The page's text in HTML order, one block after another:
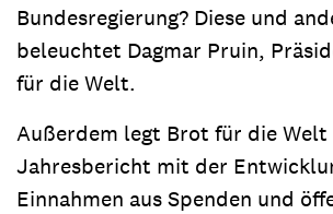
Bundesregierung? Diese und
beleuchtet Dagmar Pruin,
für die Welt.
Außerdem legt Brot für die
Jahresbericht mit der
Einnahmen aus Spenden und